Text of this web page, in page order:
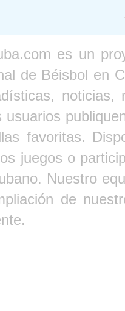
es un
de Béisbol en
usuarios
favoritas.
juegos o
Nuestro
de